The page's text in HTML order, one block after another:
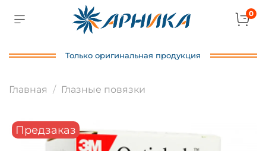
0
Только оригинальная продукция
Главная Глазные повязки
Предзаказ